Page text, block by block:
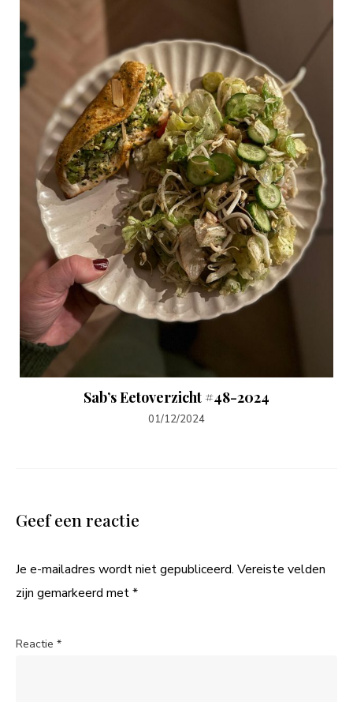
Sab’s Eetoverzicht #48-2024
01/12/2024
Geef een reactie
Je e-mailadres wordt niet gepubliceerd. Vereiste velden
zijn gemarkeerd met*
Reactie *